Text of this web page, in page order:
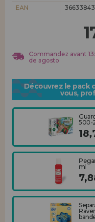
Allez-y! Nous vous attendions.
EAN
Commandez avant
de agosto
Découvrez le pack
vous,
500-
ml